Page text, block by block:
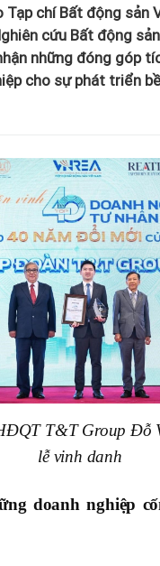
chí Bất động sản
cứu Bất động
những đóng góp
cho sự phát triển
T&T Group Đỗ
lễ vinh danh
doanh nghiệp